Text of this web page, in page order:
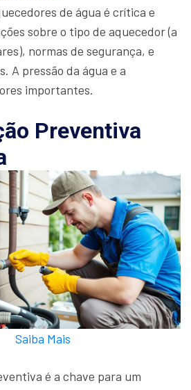
de água é crítica e
sobre o tipo de aquecedor (a
normas de segurança, e
A pressão da água e a
importantes.
Preventiva
Saiba Mais
é a chave para um